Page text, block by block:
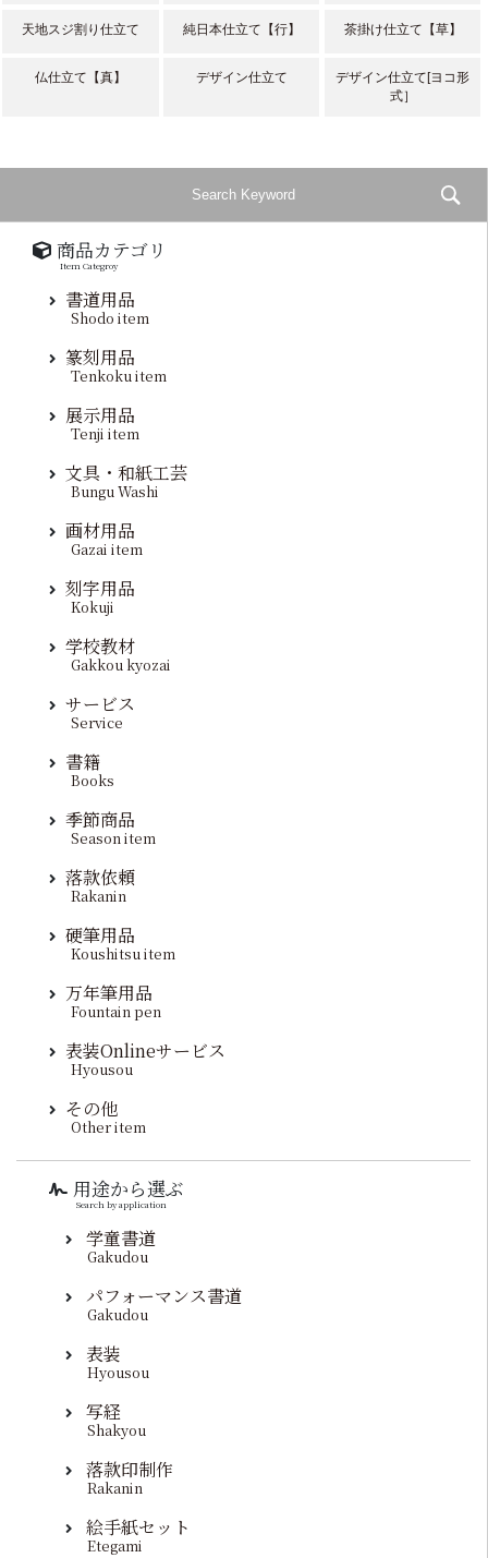
天地スジ割り仕立て 純日本仕立て【行】 茶掛け仕立て【草】
仏仕立て【真】 デザイン仕立て
デザイン仕立て[ヨコ形
式］
商品カテゴリ
Item Categroy
書道用品
Shodo item
篆刻用品
Tenkoku item
展示用品
Tenji item
文具・和紙工芸
Bungu Washi
画材用品
Gazai item
刻字用品
Kokuji
学校教材
Gakkou kyozai
サービス
Service
書籍
Books
季節商品
Season item
落款依頼
Rakanin
硬筆用品
Koushitsu item
万年筆用品
Fountain pen
表装Onlineサービス
Hyousou
その他
Other item
用途から選ぶ
Search by application
学童書道
Gakudou
パフォーマンス書道
Gakudou
表装
Hyousou
写経
Shakyou
落款印制作
Rakanin
絵手紙セット
Etegami